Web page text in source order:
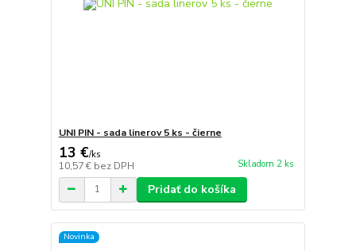
UNI PIN - sada linerov 5 ks - čierne
13 €/ks
10,57 € bez DPH Skladom 2 ks
Pridať do košíka
Novinka